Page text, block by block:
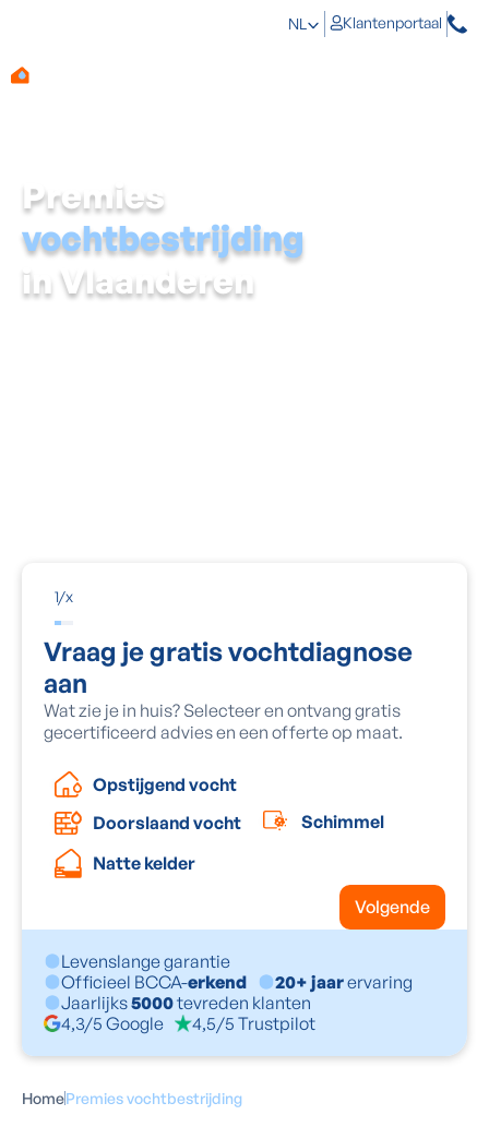
NL Klantenportaal
Premies
vochtbestrijding
in Vlaanderen
1/x
Vraag je gratis vochtdiagnose
aan
Wat zie je in huis? Selecteer en ontvang gratis
gecertificeerd advies en een offerte op maat.
Opstijgend vocht
Doorslaand vocht
Schimmel
Natte kelder
Volgende
Levenslange garantie
Officieel BCCA-erkend 20+ jaarervaring
Jaarlijks5000tevreden klanten
4,3/5 Google
4,5/5 Trustpilot
HomePremies vochtbestrijding